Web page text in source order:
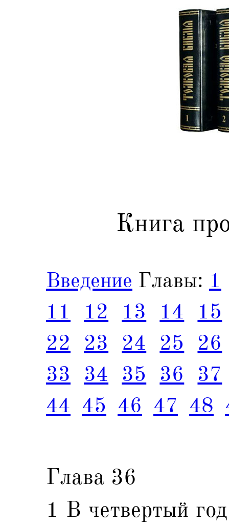
Книга
Введение Главы: 1
11
12 13 14
15
22
23 24 25
26
33
34 35 36
37
44 45 46 47 48
Глава 36
1 В четвертый